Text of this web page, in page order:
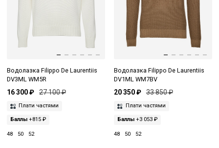
Водолазка Filippo De Laurentiis
DV3ML WM5R
16 300 ₽ 27 100 ₽
Плати частями
Баллы +815 ₽
48 50 52
Водолазка Filippo De Laurentiis
DV1ML WM7BV
20 350 ₽ 33 850 ₽
Плати частями
Баллы+3 053 ₽
48 50 52